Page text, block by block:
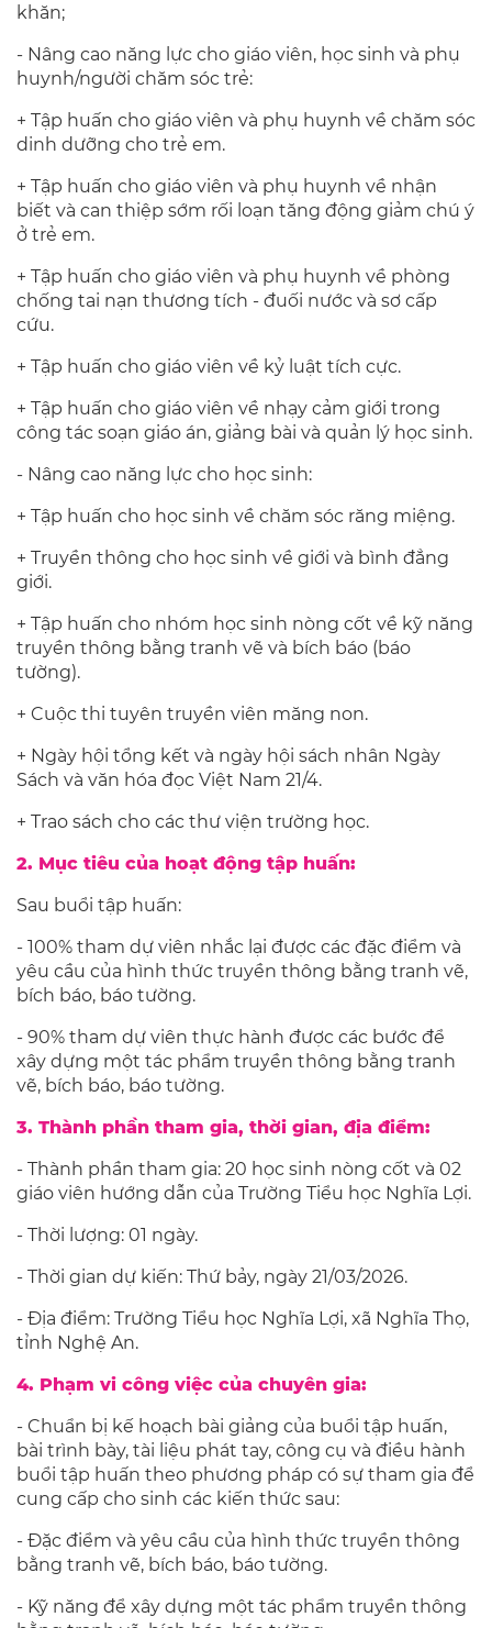
khăn;
- Nâng cao năng lực cho giáo viên, học sinh và phụ
huynh/người chăm sóc trẻ:
+ Tập huấn cho giáo viên và phụ huynh về chăm sóc
dinh dưỡng cho trẻ em.
+ Tập huấn cho giáo viên và phụ huynh về nhận
biết và can thiệp sớm rối loạn tăng động giảm chú ý
ở trẻ em.
+ Tập huấn cho giáo viên và phụ huynh về phòng
chống tai nạn thương tích - đuối nước và sơ cấp
cứu.
+ Tập huấn cho giáo viên về kỷ luật tích cực.
+ Tập huấn cho giáo viên về nhạy cảm giới trong
công tác soạn giáo án, giảng bài và quản lý học sinh.
- Nâng cao năng lực cho học sinh:
+ Tập huấn cho học sinh về chăm sóc răng miệng.
+ Truyền thông cho học sinh về giới và bình đẳng
giới.
+ Tập huấn cho nhóm học sinh nòng cốt về kỹ năng
truyền thông bằng tranh vẽ và bích báo (báo
tường).
+ Cuộc thi tuyên truyền viên măng non.
+ Ngày hội tổng kết và ngày hội sách nhân Ngày
Sách và văn hóa đọc Việt Nam 21/4.
+ Trao sách cho các thư viện trường học.
2. Mục tiêu của hoạt động tập huấn:
Sau buổi tập huấn:
- 100% tham dự viên nhắc lại được các đặc điểm và
yêu cầu của hình thức truyền thông bằng tranh vẽ,
bích báo, báo tường.
- 90% tham dự viên thực hành được các bước để
xây dựng một tác phẩm truyền thông bằng tranh
vẽ, bích báo, báo tường.
3. Thành phần tham gia, thời gian, địa điểm:
- Thành phần tham gia: 20 học sinh nòng cốt và 02
giáo viên hướng dẫn của Trường Tiểu học Nghĩa Lợi.
- Thời lượng: 01 ngày.
- Thời gian dự kiến: Thứ bảy, ngày 21/03/2026.
- Địa điểm: Trường Tiểu học Nghĩa Lợi, xã Nghĩa Thọ,
tỉnh Nghệ An.
4. Phạm vi công việc của chuyên gia:
- Chuẩn bị kế hoạch bài giảng của buổi tập huấn,
bài trình bày, tài liệu phát tay, công cụ và điều hành
buổi tập huấn theo phương pháp có sự tham gia để
cung cấp cho sinh các kiến thức sau:
- Đặc điểm và yêu cầu của hình thức truyền thông
bằng tranh vẽ, bích báo, báo tường.
- Kỹ năng để xây dựng một tác phẩm truyền thông